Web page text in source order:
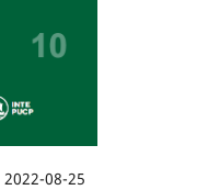
2022-08-25